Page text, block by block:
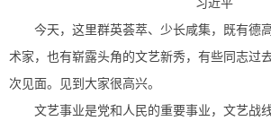
习近平
今天，这里群英荟萃、少长咸集，既有德
术家，也有崭露头角的文艺新秀，有些同志过
次见面。见到大家很高兴。
文艺事业是党和人民的重要事业，文艺战